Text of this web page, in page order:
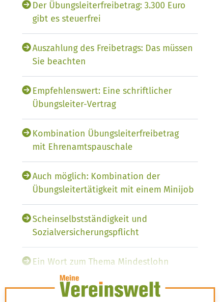
Der Übungsleiterfreibetrag: 3.300 Euro
gibt es steuerfrei
Auszahlung des Freibetrags: Das müssen
Sie beachten
Empfehlenswert: Eine schriftlicher
Übungsleiter-Vertrag
Kombination Übungsleiterfreibetrag
mit Ehrenamtspauschale
Auch möglich: Kombination der
Übungsleitertätigkeit mit einem Minijob
Scheinselbstständigkeit und
Sozialversicherungspflicht
Ein Wort zum Thema Mindestlohn